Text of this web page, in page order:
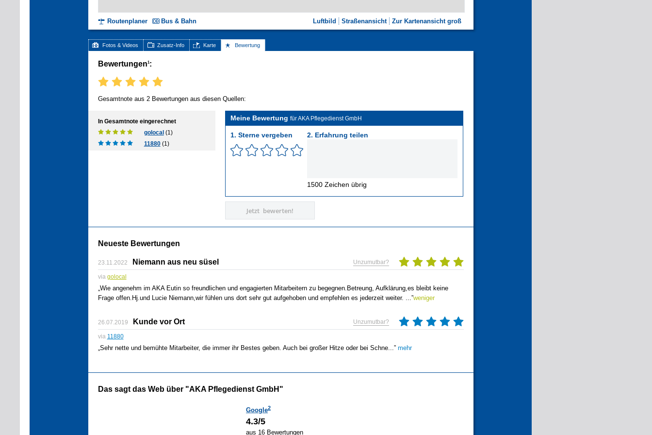
Luftbild Straßenansicht Zur Kartenansicht groß
Routenplaner Bus & Bahn
Fotos & Videos Zusatz-Info Karte Bewertung
Bewertungen1:
Gesamtnote aus 2 Bewertungen aus diesen Quellen:
In Gesamtnote eingerechnet
golocal(1)
11880(1)
Meine Bewertung für AKA Pflegedienst GmbH
1. Sterne vergeben 2. Erfahrung teilen
1500Zeichen übrig
Jetzt bewerten!
Neueste Bewertungen
Unzumutbar?
23.11.2022 Niemann aus neu süsel
via golocal
„Wie angenehm im AKA Eutin so freundlichen und engagierten Mitarbeitern zu begegnen.Betreung, Aufklärung,es bleibt keine
Frage offen.Hj.und Lucie Niemann,wir fühlen uns dort sehr gut aufgehoben und empfehlen es jederzeit weiter. ...”weniger
Unzumutbar?
26.07.2019 Kunde vor Ort
via 11880
„Sehr nette und bemühte Mitarbeiter, die immer ihr Bestes geben. Auch bei großer Hitze oder bei Schne...” mehr
Das sagt das Web über "AKA Pflegedienst GmbH"
Google2
4.3/5
aus 16 Bewertungen